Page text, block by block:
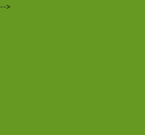
-->